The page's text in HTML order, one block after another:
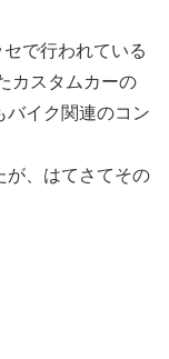
で行われている
カスタムカーの
バイク関連のコン
が、はてさてその